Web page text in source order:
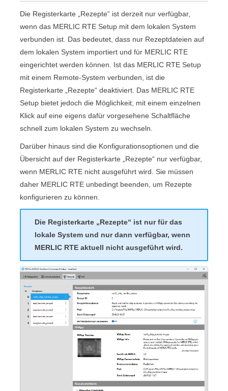
Die Registerkarte „ Rezepte“ ist derzeit nur verfügbar,
wenn das MERLIC RTE Setup mit dem lokalen System
verbunden ist. Das bedeutet, dass nur Rezeptdateien auf
dem lokalen System importiert und für MERLIC RTE
eingerichtet werden können. Ist das MERLIC RTE Setup
mit einem Remote-System verbunden, ist die
Registerkarte „ Rezepte“ deaktiviert. Das MERLIC RTE
Setup bietet jedoch die Möglichkeit, mit einem einzelnen
Klick auf eine eigens dafür vorgesehene Schaltfläche
schnell zum lokalen System zu wechseln.
Darüber hinaus sind die Konfigurationsoptionen und die
Übersicht auf der Registerkarte „ Rezepte“ nur verfügbar,
wenn MERLIC RTE nicht ausgeführt wird. Sie müssen
daher MERLIC RTE unbedingt beenden, um Rezepte
konfigurieren zu können.
Die Registerkarte „Rezepte“ ist nur für das
lokale System und nur dann verfügbar, wenn
MERLIC RTE aktuell nicht ausgeführt wird.